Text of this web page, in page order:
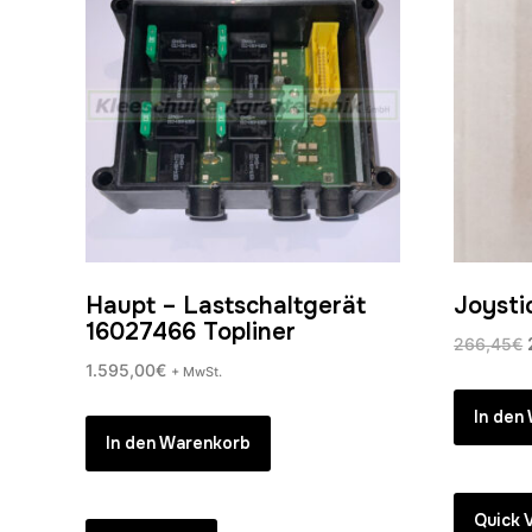
Haupt – Lastschaltgerät
16027466 Topliner
1.595,00€ + MwSt.
In den Warenkorb
266,45€
In
Quick